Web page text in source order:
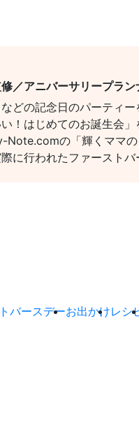
／アニバーサリープラ
どの記念日のパーティ
！はじめてのお誕生会」
Note.comの「輝くママの
に行われたファースト
バースデーお出かけレシ